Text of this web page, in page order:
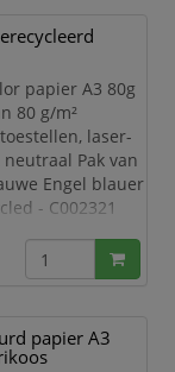
papier A3 80g
80 g/m²
laser-
Pak van
Engel blauer
- C002321
geel
papier A3